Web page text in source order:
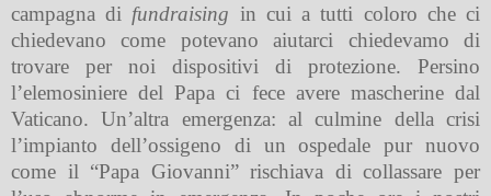
campagna di fundraising in cui a tutti coloro che ci
chiedevano come potevano aiutarci chiedevamo di
trovare per noi dispositivi di protezione. Persino
l’elemosiniere del Papa ci fece avere mascherine dal
Vaticano. Un’altra emergenza: al culmine della crisi
l’impianto dell’ossigeno di un ospedale pur nuovo
come il “Papa Giovanni” rischiava di collassare per